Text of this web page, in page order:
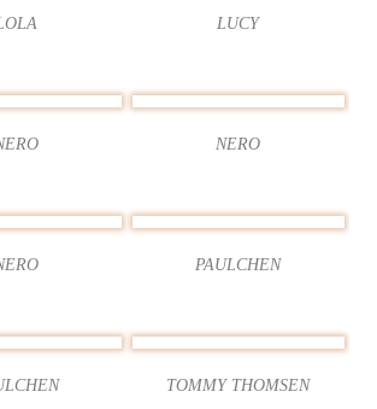
LUCY
NERO
PAULCHEN
TOMMY THOMSEN